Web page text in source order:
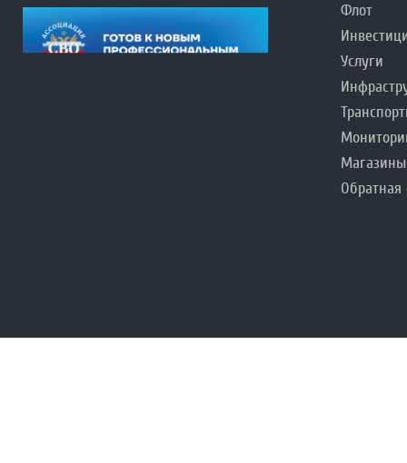
Флот
Услуги
Магазины
Обратная